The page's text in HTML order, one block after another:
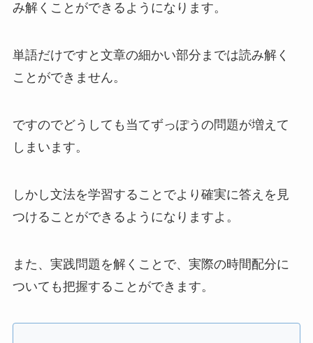
み解くことができるようになります。
単語だけですと文章の細かい部分までは読み解く
ことができません。
ですのでどうしても当てずっぽうの問題が増えて
しまいます。
しかし文法を学習することでより確実に答えを見
つけることができるようになりますよ。
また、実践問題を解くことで、実際の時間配分に
ついても把握することができます。